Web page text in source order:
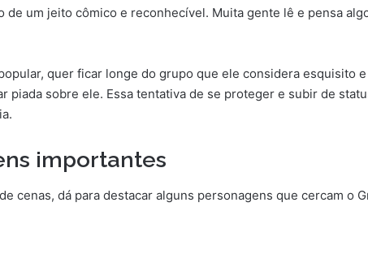
de um jeito cômico e reconhecível. Muita gente lê e pensa
quer ficar longe do grupo que ele considera esquisito
piada sobre ele. Essa tentativa de se proteger e subir de
importantes
cenas, dá para destacar alguns personagens que cercam o